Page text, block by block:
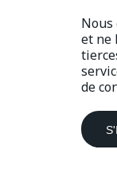
Nous
et ne
de